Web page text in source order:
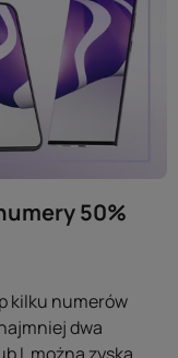
50%
kilku numerów
dwa